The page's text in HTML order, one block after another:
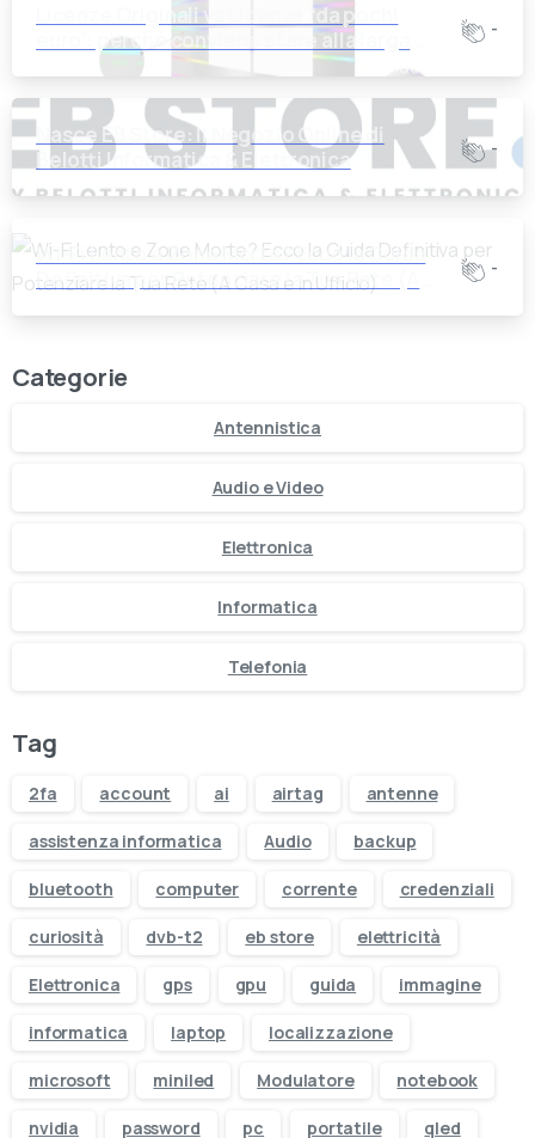
Licenze Originali vs Licenze “da pochi
euro”: perché conviene stare alla larga
dalle offerte troppo belle
-
Nasce EB Store: Il Negozio Online di
Belotti Informatica & Elettronica
-
Wi-Fi Lento e Zone Morte? Ecco la Guida
Definitiva per Potenziare la Tua Rete (A
-
Categorie
Antennistica
Audio e Video
Elettronica
Informatica
Telefonia
Tag
2fa account ai airtag antenne
assistenza informatica Audio backup
bluetooth computer corrente credenziali
curiosità dvb-t2 eb store elettricità
Elettronica gps gpu guida immagine
informatica laptop localizzazione
microsoft miniled Modulatore notebook
nvidia password pc portatile qled